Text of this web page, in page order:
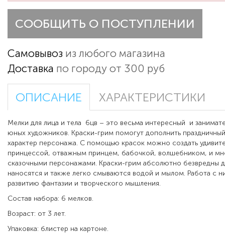
СООБЩИТЬ О ПОСТУПЛЕНИИ
Самовывоз из любого магазина
Доставка по городу от 300 руб
ОПИСАНИЕ ХАРАКТЕРИСТИКИ
Мелки для лица и тела 6цв – это весьма интересный и
юных художников. Краски-грим помогут дополнить
характер персонажа. С помощью красок можно создать
принцессой, отважным принцем, бабочкой, волшебником, и
сказочными персонажами. Краски-грим абсолютно безвредны
наносятся и также легко смываются водой и мылом. Работа с
развитию фантазии и творческого мышления.
Состав набора: 6 мелков.
Возраст: от 3 лет.
Упаковка: блистер на картоне.